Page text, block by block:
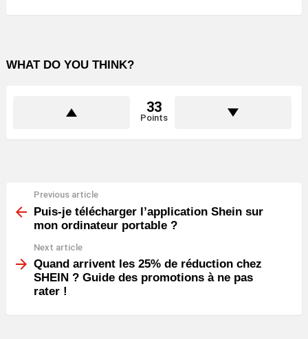
WHAT DO YOU THINK?
33
Points
more
Previous article
Puis-je télécharger l’application Shein sur
mon ordinateur portable ?
Next article
Quand arrivent les 25% de réduction chez
SHEIN ? Guide des promotions à ne pas
rater !